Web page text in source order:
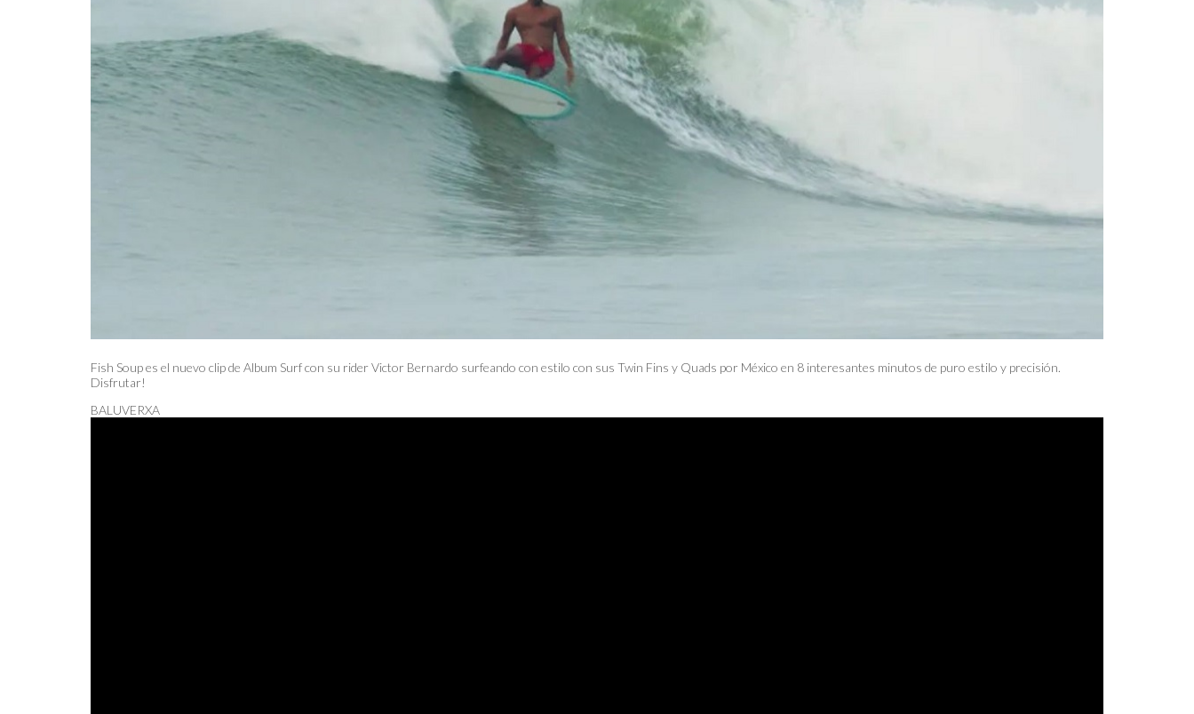
Fish Soup es el nuevo clip de Album Surf con su rider Victor Bernardo surfeando con estilo con sus Twin Fins y Quads por México en 8 interesantes minutos de puro estilo y precisión.
Disfrutar!
BALUVERXA